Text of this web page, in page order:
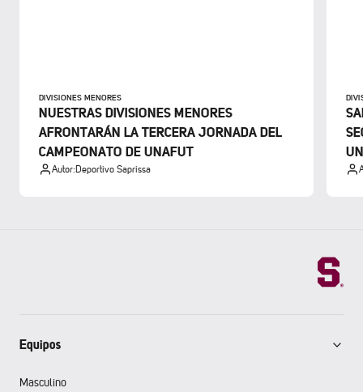
DIVISIONES MENORES
NUESTRAS DIVISIONES MENORES
AFRONTARÁN LA TERCERA JORNADA DEL
CAMPEONATO DE UNAFUT
Autor:Deportivo Saprissa
Equipos
Masculino